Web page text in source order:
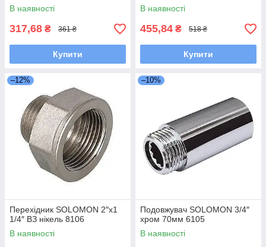
В наявності
317,68 ₴ 361 ₴
Купити
В наявності
455,84 ₴ 518 ₴
Купити
–12%
Перехідник SOLOMON 2″х1
1/4″ ВЗ нікель 8106
В наявності
–10%
Подовжувач SOLOMON 3/4″
хром 70мм 6105
В наявності